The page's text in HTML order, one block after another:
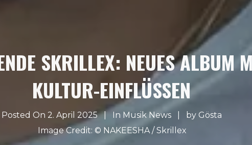
SKRILLEX: NEUES ALBUM
KULTUR-EINFLÜSSEN
Posted On 2. April 2025 In Musik News by Gösta
NAKEESHA / Skrillex